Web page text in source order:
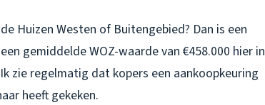
Huizen Westen of Buitengebied? Dan is een
gemiddelde WOZ-waarde van €458.000 hier in
zie regelmatig dat kopers een aankoopkeuring
heeft gekeken.